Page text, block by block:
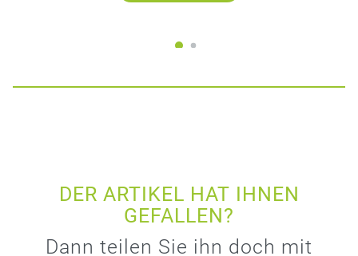
DER ARTIKEL HAT IHNEN
GEFALLEN?
Dann teilen Sie ihn doch mit